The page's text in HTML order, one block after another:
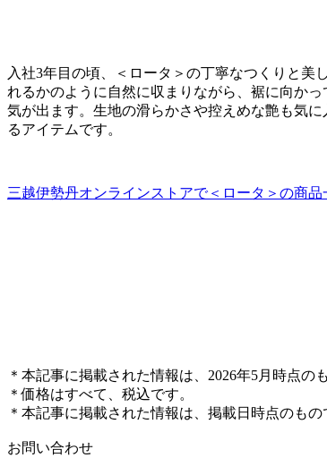
入社3年目の頃、＜ロータ＞の丁寧なつくりと
れるかのように自然に収まりながら、裾に向か
気が出ます。生地の滑らかさや控えめな艶も気
るアイテムです。
三越伊勢丹オンラインストアで＜ロータ＞の商品
＊本記事に掲載された情報は、2026年5月時点の
＊価格はすべて、税込です。
＊本記事に掲載された情報は、掲載日時点のも
お問い合わせ